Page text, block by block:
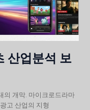
산업분석 보
의 개막. 마이크로드라마
고 산업의 지형